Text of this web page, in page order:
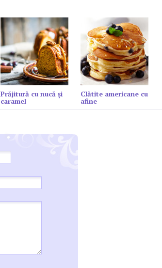
Prăjitură cu nucă și
caramel
Clătite americane cu
afine